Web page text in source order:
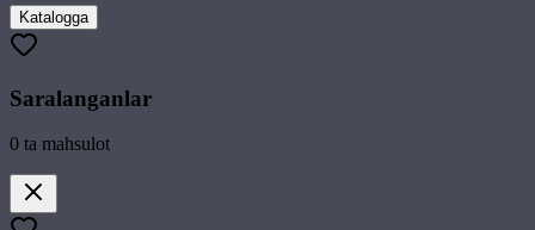
Katalogga
Saralanganlar
0 ta mahsulot